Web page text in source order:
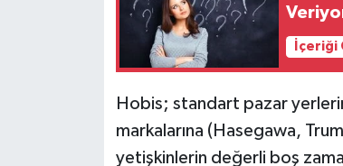
İçeriği
Hobis; standart pazar
markalarına (Hasegawa,
yetişkinlerin değerli boş